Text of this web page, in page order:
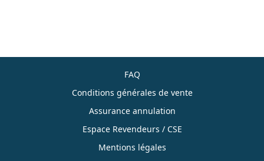
FAQ
Conditions générales de vente
Assurance annulation
Espace Revendeurs / CSE
Mentions légales